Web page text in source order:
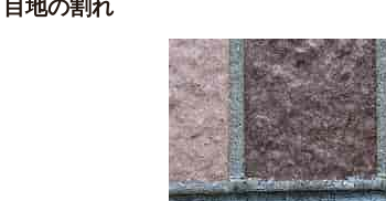
目地の割れ